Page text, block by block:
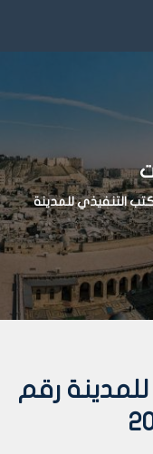
التنفيذي للمدينة
رقم